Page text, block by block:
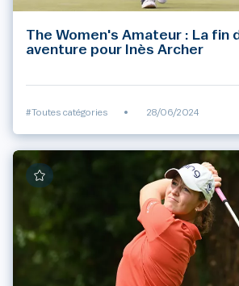
The Women's Amateur : La fin
aventure pour Inès Archer
#Toutes catégories • 28/06/2024